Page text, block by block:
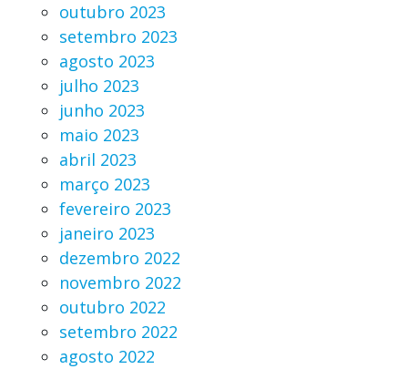
outubro 2023
setembro 2023
agosto 2023
julho 2023
junho 2023
maio 2023
abril 2023
março 2023
fevereiro 2023
janeiro 2023
dezembro 2022
novembro 2022
outubro 2022
setembro 2022
agosto 2022